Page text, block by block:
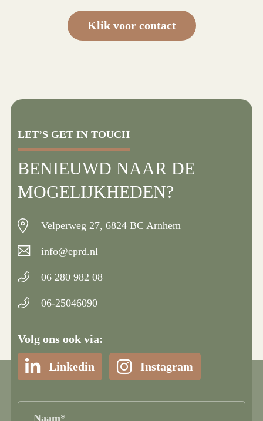
Klik voor contact
LET’S GET IN TOUCH
BENIEUWD NAAR DE
MOGELIJKHEDEN?
Velperweg 27, 6824 BC Arnhem
info@eprd.nl
06 280 982 08
06-25046090
Volg ons ook via:
Linkedin Instagram